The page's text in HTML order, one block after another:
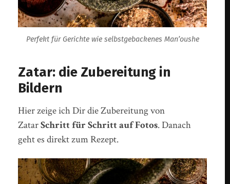
Perfekt für Gerichte wie selbstgebackenes Man’oushe
Zatar: die Zubereitung in
Bildern
Hier zeige ich Dir die Zubereitung von
ZatarSchritt für Schritt auf Fotos. Danach
geht es direkt zum Rezept.